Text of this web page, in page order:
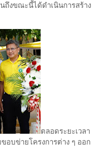
ถึงขณะนี้ได้ดำเนินการสร้าง
ตลอดระยะเวลา
อบข่ายโครงการต่าง ๆ ออก